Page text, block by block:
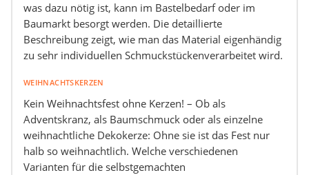
was dazu nötig ist, kann im Bastelbedarf oder im
Baumarkt besorgt werden. Die detaillierte
Beschreibung zeigt, wie man das Material eigenhändig
zu sehr individuellen Schmuckstückenverarbeitet wird.
WEIHNACHTSKERZEN
Kein Weihnachtsfest ohne Kerzen! – Ob als
Adventskranz, als Baumschmuck oder als einzelne
weihnachtliche Dekokerze: Ohne sie ist das Fest nur
halb so weihnachtlich. Welche verschiedenen
Varianten für die selbstgemachten